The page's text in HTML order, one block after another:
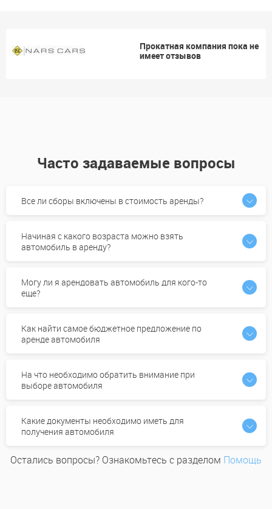
Прокатная компания пока не
имеет отзывов
Часто задаваемые вопросы
Все ли сборы включены в стоимость аренды?
Начиная с какого возраста можно взять
автомобиль в аренду?
Могу ли я арендовать автомобиль для кого-то
еще?
Как найти самое бюджетное предложение по
аренде автомобиля
На что необходимо обратить внимание при
выборе автомобиля
Какие документы необходимо иметь для
получения автомобиля
Остались вопросы? Ознакомьтесь с разделом Помощь